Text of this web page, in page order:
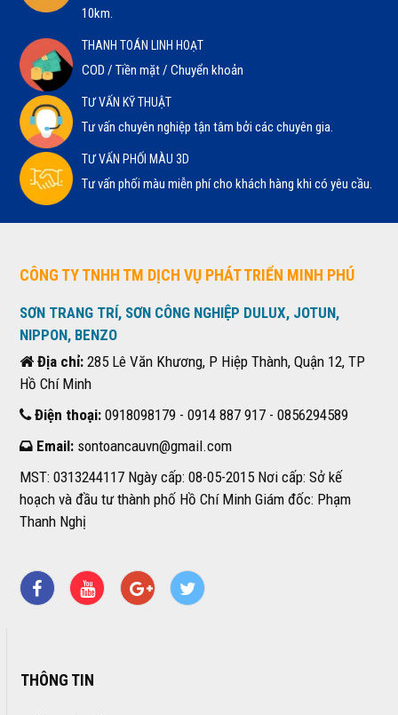
10km.
THANH TOÁN LINH HOẠT
COD / Tiền mặt / Chuyển khoản
TƯ VẤN KỸ THUẬT
Tư vấn chuyên nghiệp tận tâm bởi các chuyên gia.
TƯ VẤN PHỐI MÀU 3D
Tư vấn phối màu miễn phí cho khách hàng khi có yêu cầu.
CÔNG TY TNHH TM DỊCH VỤ PHÁT TRIỂN MINH PHÚ
SƠN TRANG TRÍ, SƠN CÔNG NGHIỆP DULUX, JOTUN,
NIPPON, BENZO
Địa chỉ: 285 Lê Văn Khương, P Hiệp Thành, Quận 12, TP
Hồ Chí Minh
Điện thoại: 0918098179 - 0914 887 917 - 0856294589
Email: sontoancauvn@gmail.com
MST: 0313244117 Ngày cấp: 08-05-2015 Nơi cấp: Sở kế
hoạch và đầu tư thành phố Hồ Chí Minh Giám đốc: Phạm
Thanh Nghị
THÔNG TIN